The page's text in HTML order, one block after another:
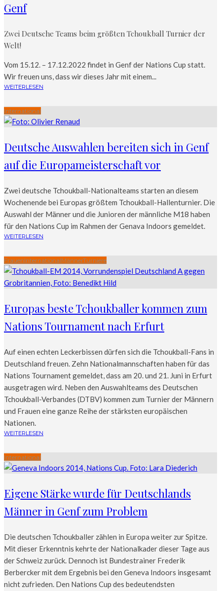
Genf
Zwei Deutsche Teams beim größten Tchoukball Turnier der
Welt!
Vom 15.12. – 17.12.2022 findet in Genf der Nations Cup statt.
Wir freuen uns, dass wir dieses Jahr mit einem...
WEITERLESEN
International
Deutsche Auswahlen bereiten sich in Genf
auf die Europameisterschaft vor
Zwei deutsche Tchoukball-Nationalteams starten an diesem
Wochenende bei Europas größtem Tchoukball-Hallenturnier. Die
Auswahl der Männer und die Junioren der männliche M18 haben
für den Nations Cup im Rahmen der Genava Indoors gemeldet.
WEITERLESEN
FrauenInternationalMännerTurniere
Europas beste Tchoukballer kommen zum
Nations Tournament nach Erfurt
Auf einen echten Leckerbissen dürfen sich die Tchoukball-Fans in
Deutschland freuen. Zehn Nationalmannschaften haben für das
Nations Tournament gemeldet, dass am 20. und 21. Juni in Erfurt
ausgetragen wird. Neben den Auswahlteams des Deutschen
Tchoukball-Verbandes (DTBV) kommen zum Turnier der Männern
und Frauen eine ganze Reihe der stärksten europäischen
Nationen.
WEITERLESEN
International
Eigene Stärke wurde für Deutschlands
Männer in Genf zum Problem
Die deutschen Tchoukballer zählen in Europa weiter zur Spitze.
Mit dieser Erkenntnis kehrte der Nationalkader dieser Tage aus
der Schweiz zurück. Dennoch ist Bundestrainer Frederik
Berbercker mit dem Ergebnis bei den Geneva Indoors insgesamt
nicht zufrieden. Den Nations Cup des bedeutendsten